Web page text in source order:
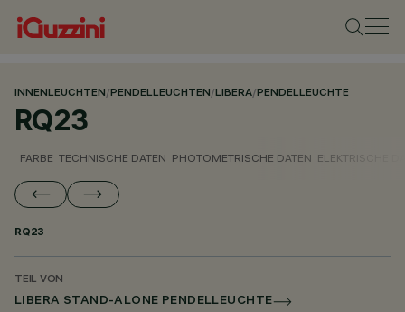
INNENLEUCHTEN/PENDELLEUCHTEN/LIBERA/PENDELLEUCHTE
RQ23
FARBE TECHNISCHE DATEN PHOTOMETRISCHE DATEN ELEKTRISCHE
RQ23
TEIL VON
LIBERA STAND-ALONE PENDELLEUCHTE